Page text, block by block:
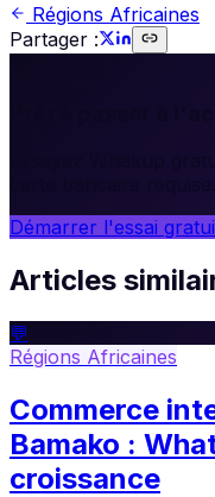
Régions Africaines
Partager :
Essayez Whakup
Démarrer l'essai
Articles
💬
Régions Africaines
Commerce
Bamako :
croissance